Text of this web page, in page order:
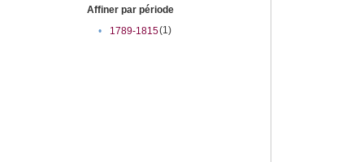
Affiner par période
•
1789-1815(1)